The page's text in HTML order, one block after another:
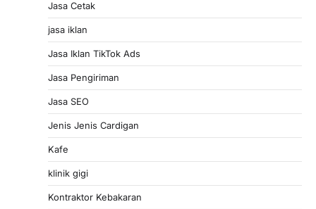
Jasa Cetak
jasa iklan
Jasa Iklan TikTok Ads
Jasa Pengiriman
Jasa SEO
Jenis Jenis Cardigan
Kafe
klinik gigi
Kontraktor Kebakaran